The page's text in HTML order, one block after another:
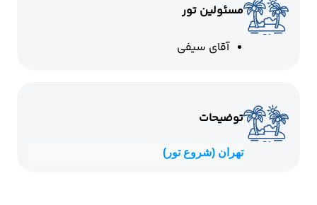
مسئولین تور
آقای سیفی
توضیحات
تهران (شروع تور)